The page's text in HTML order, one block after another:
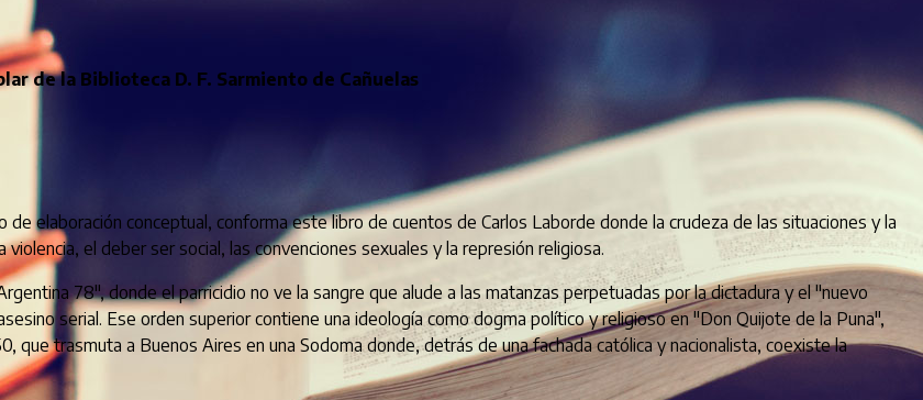
de la Biblioteca D. F. Sarmiento de Cañuelas
de elaboración conceptual, conforma este libro de cuentos de Carlos Laborde donde la crudeza de las situaciones y la
el deber ser social, las convenciones sexuales y la represión religiosa.
78", donde el parricidio no ve la sangre que alude a las matanzas perpetuadas por la dictadura y el "nuevo
serial. Ese orden superior contiene una ideología como dogma político y religioso en "Don Quijote de la Puna",
que trasmuta a Buenos Aires en una Sodoma donde, detrás de una fachada católica y nacionalista, coexiste la